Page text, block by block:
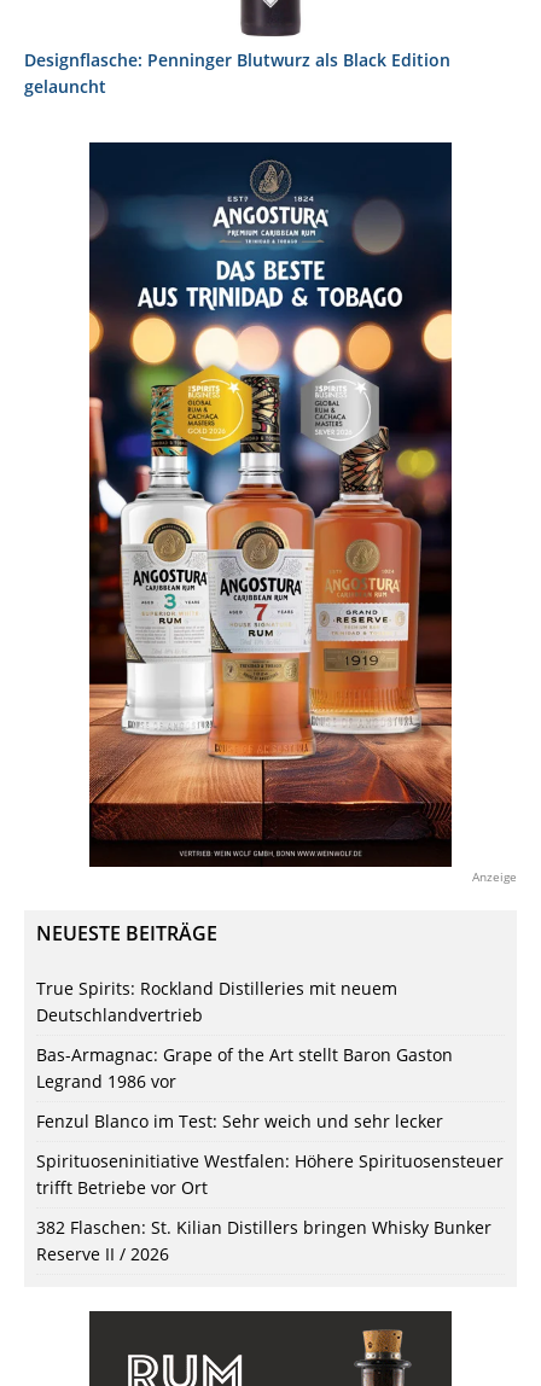
Designflasche: Penninger Blutwurz als Black Edition
gelauncht
Anzeige
NEUESTE BEITRÄGE
True Spirits: Rockland Distilleries mit neuem
Deutschlandvertrieb
Bas-Armagnac: Grape of the Art stellt Baron Gaston
Legrand 1986 vor
Fenzul Blanco im Test: Sehr weich und sehr lecker
Spirituoseninitiative Westfalen: Höhere Spirituosensteuer
trifft Betriebe vor Ort
382 Flaschen: St. Kilian Distillers bringen Whisky Bunker
Reserve II / 2026